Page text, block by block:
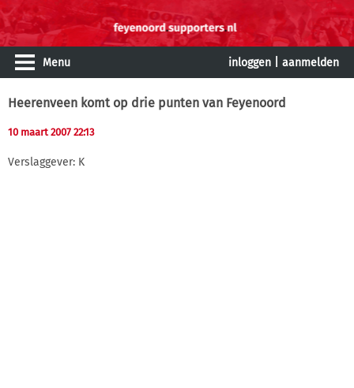
Menu inloggen aanmelden
Heerenveen komt op drie punten van Feyenoord
10 maart 2007 22:13
Verslaggever: K